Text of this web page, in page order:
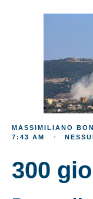
MASSIMILIANO
7:43 AM
300